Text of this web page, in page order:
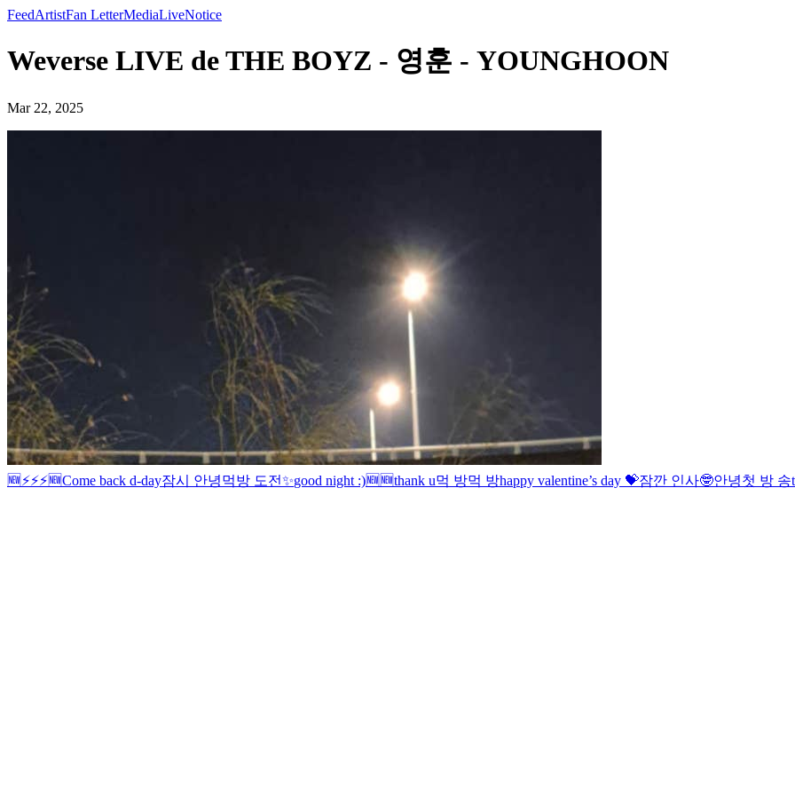
FeedArtistFan LetterMediaLiveNotice
Weverse LIVE de THE BOYZ - 영훈 - YOUNGHOON
Mar 22, 2025
🆕 ⚡️⚡️⚡️🆕Come back d-day잠시 안녕먹방 도전✨good night :)🆕 🆕thank u먹 방먹 방happy valentine’s day 💝잠깐 인사🤓안녕첫 방 송